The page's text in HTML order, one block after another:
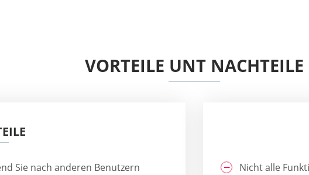
VORTEILE UNT NACHTEILE
Sie nach anderen Benutzern
Nicht alle